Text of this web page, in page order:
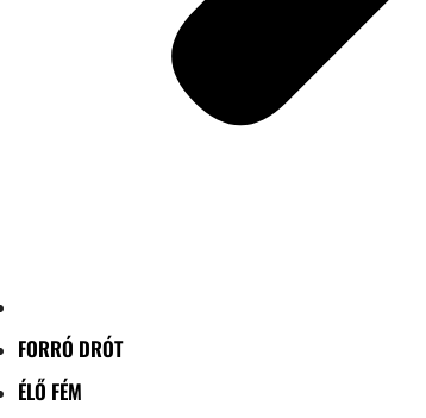
FORRÓ DRÓT
ÉLŐ FÉM